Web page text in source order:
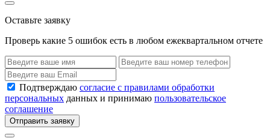
Оставьте заявку
Проверь какие 5 ошибок есть в любом ежеквартальном отчете
Подтверждаю согласие с правилами обработки
персональных данных и принимаю пользовательское
соглашение
Отправить заявку